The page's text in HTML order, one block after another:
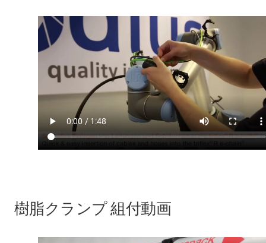
樹脂クランプ 組付動画